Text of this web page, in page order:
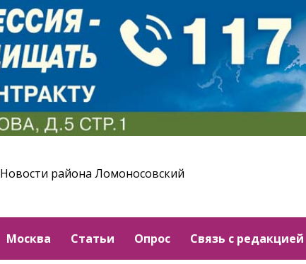
Новости района Ломоносовский
Москва Статьи Опрос Связь с редакцией